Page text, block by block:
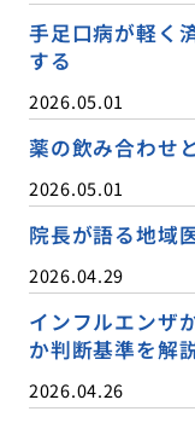
手足口病が軽く
する
2026.05.01
薬の飲み合わせ
2026.05.01
院長が語る地域
2026.04.29
インフルエンザ
か判断基準を解
2026.04.26